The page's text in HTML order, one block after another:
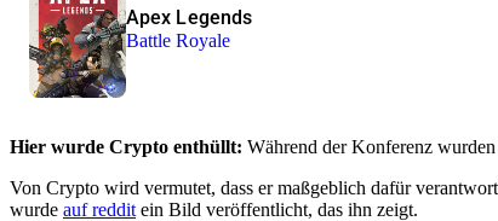
Apex Legends
Battle Royale
Hier wurde Crypto enthüllt: Während der Konferenz
Von Crypto wird vermutet, dass er maßgeblich dafür
wurde auf reddit ein Bild veröffentlicht, das ihn zeigt.